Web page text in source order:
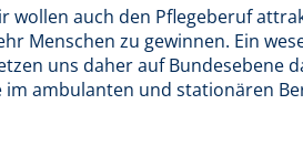
wollen auch den Pflegeberuf
Menschen zu gewinnen. Ein
uns daher auf Bundesebene
ambulanten und stationären